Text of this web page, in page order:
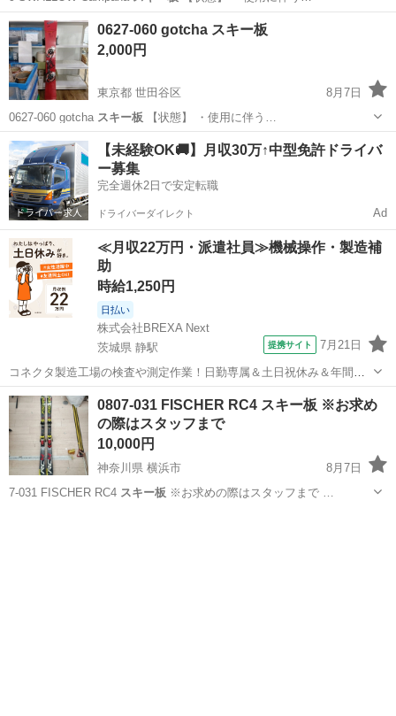
東京 世田谷区
0627-060 gotcha スキー板
2,000円
東京都 世田谷区
8月7日
0627-060 gotcha スキー板 【状態】 ・使用に伴う…
東京 世田谷区 スキー 現地
【未経験OK🚚】月収30万↑中型免許ドライバ
ー募集
完全週休2日で安定転職
ドライバーダイレクト Ad
≪月収22万円・派遣社員≫機械操作・製造補
助
時給1,250円
日払い
株式会社BREXA Next
茨城県 静駅
提携サイト 7月21日
コネクタ製造工場の検査や測定作業！日勤専属＆土日祝休み＆年間休
日128日★クリーンルーム内作業★マイカー通勤OK＆無料駐車場あり
★就業先食堂利用可！日払い制度あり！《茨城県常陸大宮市》 人気の
工場のお仕事 ◇コネクタ製造工...
茨城 常陸大宮市
0807-031 FISCHER RC4 スキー板 ※お求め
の際はスタッフまで
10,000円
神奈川県 横浜市
8月7日
7-031 FISCHER RC4 スキー板